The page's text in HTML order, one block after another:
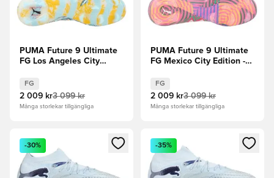
PUMA Future 9 Ultimate
FG Los Angeles City
Aqua/Orange
FG
2 009 kr3 099 kr
Många storlekar tillgängliga
PUMA Future 9 Ultimate
FG Mexico City Edition -
Blue/Yellow Blaze
FG
2 009 kr3 099 kr
Många storlekar tillgängliga
Öppnar en Modal för att logga in eller registrera dig som
-30%
Öppnar en Modal för att
-35%